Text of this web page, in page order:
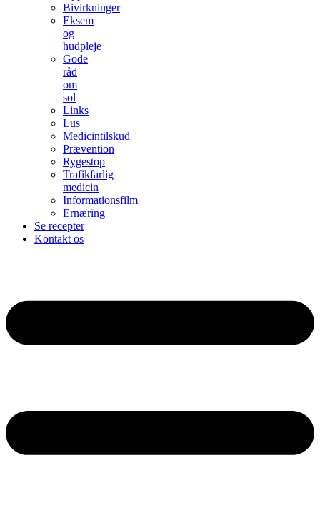
Bivirkninger
Eksem
og
hudpleje
Gode
råd
om
sol
Links
Lus
Medicintilskud
Prævention
Rygestop
Trafikfarlig
medicin
Informationsfilm
Ernæring
Se recepter
Kontakt os